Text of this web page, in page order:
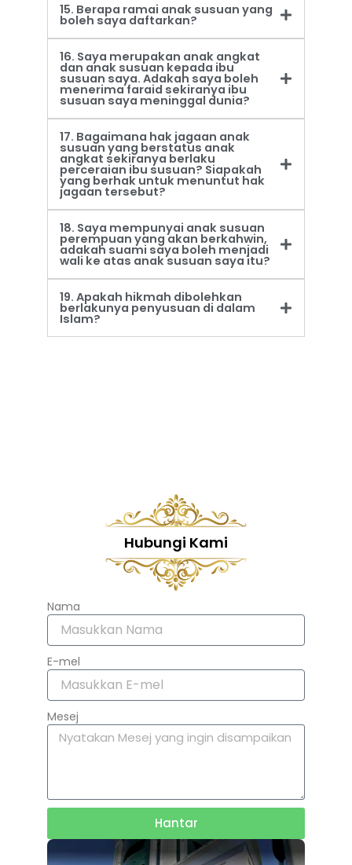
15. Berapa ramai anak susuan yang
boleh saya daftarkan?
16. Saya merupakan anak angkat
dan anak susuan kepada ibu
susuan saya. Adakah saya boleh
menerima faraid sekiranya ibu
susuan saya meninggal dunia?
17. Bagaimana hak jagaan anak
susuan yang berstatus anak
angkat sekiranya berlaku
perceraian ibu susuan? Siapakah
yang berhak untuk menuntut hak
jagaan tersebut?
18. Saya mempunyai anak susuan
perempuan yang akan berkahwin,
adakah suami saya boleh menjadi
wali ke atas anak susuan saya itu?
19. Apakah hikmah dibolehkan
berlakunya penyusuan di dalam
Islam?
Hubungi Kami
Nama
E-mel
Mesej
Hantar